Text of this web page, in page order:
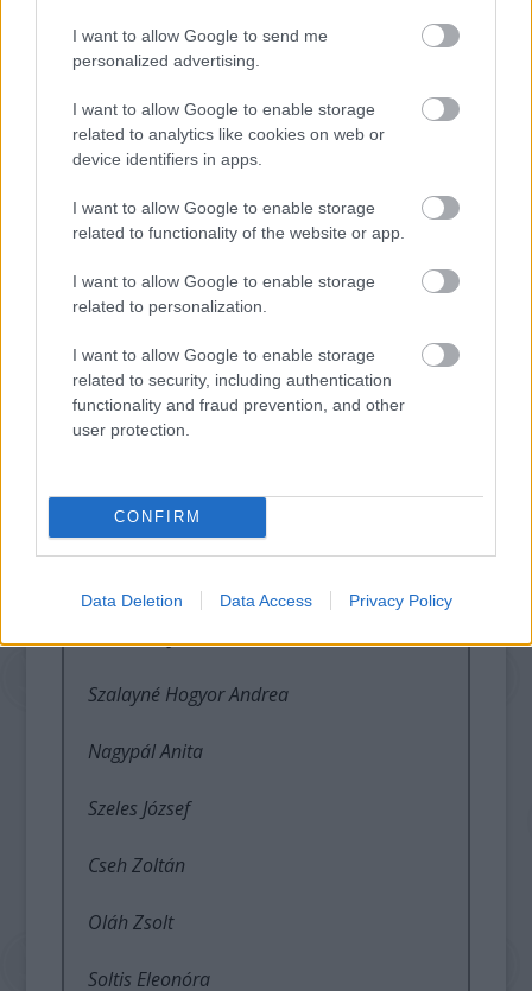
I want to allow Google to send me
personalized advertising.
I want to allow Google to enable storage
related to analytics like cookies on web or
device identifiers in apps.
I want to allow Google to enable storage
related to functionality of the website or app.
I want to allow Google to enable storage
related to personalization.
I want to allow Google to enable storage
related to security, including authentication
functionality and fraud prevention, and other
user protection.
CONFIRM
Data Deletion Data Access Privacy Policy
Színház társulata írta. A benne szereplő
tartalomról nem kívánunk nyilatkozni
Aláírók:
Cziráki Miklós
Pelles Andrea
Gaál Attila Csaba
Ozsváth Ildikó
Dér Mária
Keresztes János
Szalayné Hogyor Andrea
Nagypál Anita
Szeles József
Cseh Zoltán
Oláh Zsolt
Soltis Eleonóra